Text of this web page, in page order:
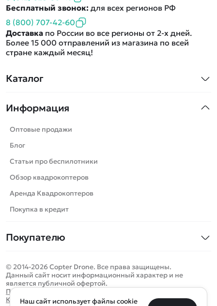
Каталог
Машинки
Танки
Вертолеты
Катера
Роботы
Самолеты
Сборные модели
Спецтехника
Игрушки
Запчасти для моделей
Бренды
Информация
Оптовые продажи
Блог
Статьи про беспилотники
Обзор квадрокоптеров
Аренда Квадрокоптеров
Покупка в кредит
Покупателю
Оплата и доставка
Помощь
Отследить заказ
Бесплатный звонок: для всех регионов РФ
8 (800) 707-42-60
Доставка по России во все регионы от 2-х дней.
Более 15 000 отправлений из магазина по всей
стране каждый месяц!
© 2014-2026 Copter Drone. Все права защищены.
Данный сайт носит информационный характер и не
является публичной офертой.
Политика конфиденциальности
Карта сайта
Определить местоположение
Наш сайт использует файлы cookie